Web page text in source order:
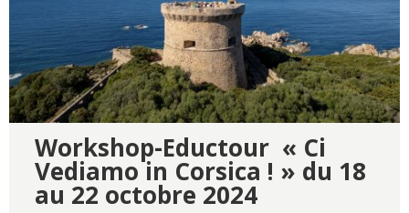
Workshop-Eductour « Ci
Vediamo in Corsica ! » du 18
au 22 octobre 2024